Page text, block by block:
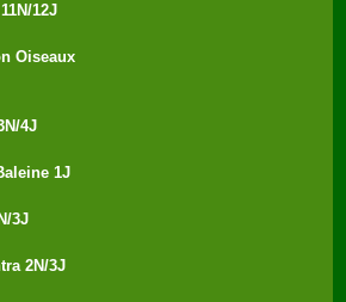
12J
Oiseaux
4J
1J
3J
2N/3J